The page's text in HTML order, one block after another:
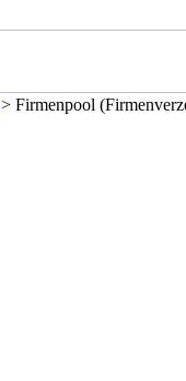
> Firmenpool